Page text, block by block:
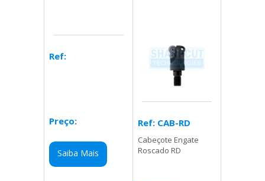
Ref:
Preço:
Saiba Mais
Ref: CAB-RD
Cabeçote Engate
Roscado RD